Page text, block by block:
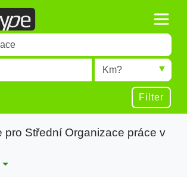
for results.
for results.
Radius
Filter
pro Střední Organizace práce v